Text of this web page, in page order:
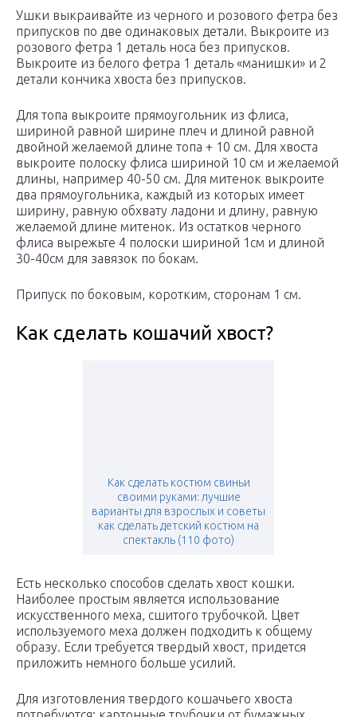
Ушки выкраивайте из черного и розового фетра без
припусков по две одинаковых детали. Выкроите из
розового фетра 1 деталь носа без припусков.
Выкроите из белого фетра 1 деталь «манишки» и 2
детали кончика хвоста без припусков.
Для топа выкроите прямоугольник из флиса,
шириной равной ширине плеч и длиной равной
двойной желаемой длине топа + 10 см. Для хвоста
выкроите полоску флиса шириной 10 см и желаемой
длины, например 40-50 см. Для митенок выкроите
два прямоугольника, каждый из которых имеет
ширину, равную обхвату ладони и длину, равную
желаемой длине митенок. Из остатков черного
флиса вырежьте 4 полоски шириной 1см и длиной
30-40см для завязок по бокам.
Припуск по боковым, коротким, сторонам 1 см.
Как сделать кошачий хвост?
Как сделать костюм свиньи
своими руками: лучшие
варианты для взрослых и советы
как сделать детский костюм на
спектакль (110 фото)
Есть несколько способов сделать хвост кошки.
Наиболее простым является использование
искусственного меха, сшитого трубочкой. Цвет
используемого меха должен подходить к общему
образу. Если требуется твердый хвост, придется
приложить немного больше усилий.
Для изготовления твердого кошачьего хвоста